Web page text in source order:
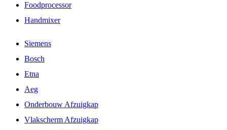
Foodprocessor
Handmixer
Siemens
Bosch
Etna
Aeg
Onderbouw Afzuigkap
Vlakscherm Afzuigkap